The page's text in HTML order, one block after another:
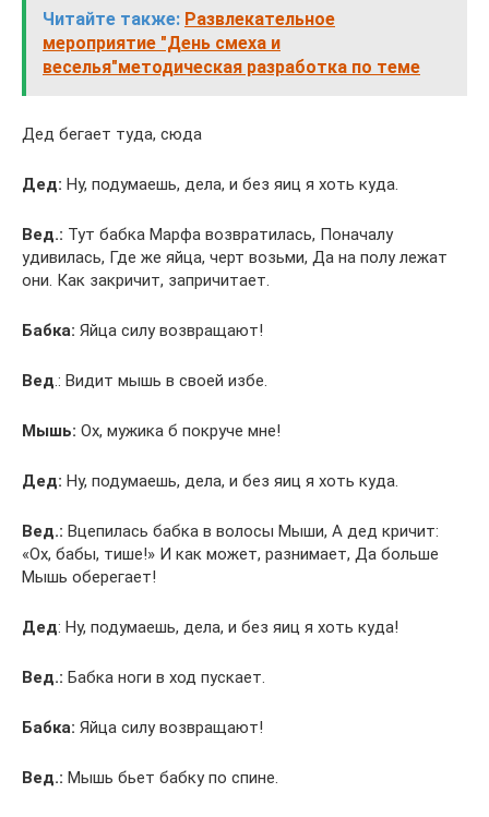
Читайте также: Развлекательное
мероприятие "День смеха и
веселья"методическая разработка по теме
Дед бегает туда, сюда
Дед: Ну, подумаешь, дела, и без яиц я хоть куда.
Вед.: Тут бабка Марфа возвратилась, Поначалу
удивилась, Где же яйца, черт возьми, Да на полу лежат
они. Как закричит, запричитает.
Бабка: Яйца силу возвращают!
Вед.: Видит мышь в своей избе.
Мышь: Ох, мужика б покруче мне!
Дед: Ну, подумаешь, дела, и без яиц я хоть куда.
Вед.: Вцепилась бабка в волосы Мыши, А дед кричит:
«Ох, бабы, тише!» И как может, разнимает, Да больше
Мышь оберегает!
Дед: Ну, подумаешь, дела, и без яиц я хоть куда!
Вед.: Бабка ноги в ход пускает.
Бабка: Яйца силу возвращают!
Вед.: Мышь бьет бабку по спине.